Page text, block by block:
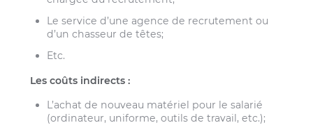
Le service d’une agence de recrutement ou
d’un chasseur de têtes;
Etc.
Les coûts indirects :
L’achat de nouveau matériel pour le salarié
(ordinateur, uniforme, outils de travail, etc.);